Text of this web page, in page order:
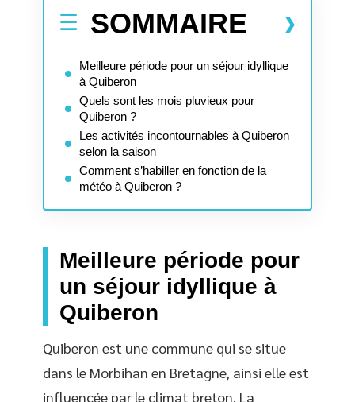
SOMMAIRE
Meilleure période pour un séjour idyllique
à Quiberon
Quels sont les mois pluvieux pour
Quiberon ?
Les activités incontournables à Quiberon
selon la saison
Comment s’habiller en fonction de la
météo à Quiberon ?
Meilleure période pour
un séjour idyllique à
Quiberon
Quiberon est une commune qui se situe
dans le Morbihan en Bretagne, ainsi elle est
influencée par le climat breton. La